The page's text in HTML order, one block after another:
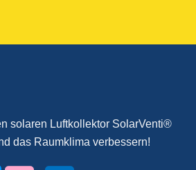
solaren Luftkollektor SolarVenti®
das Raumklima verbessern!